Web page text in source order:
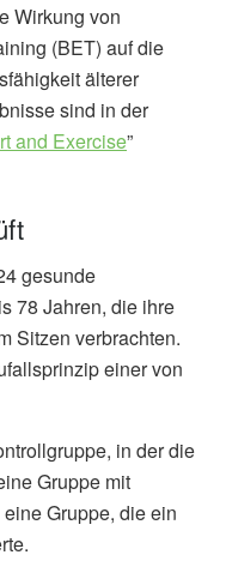
Wirkung von
(BET) auf die
älterer
sind in der
and Exercise”
gesunde
78 Jahren, die ihre
Sitzen verbrachten.
einer von
in der die
Gruppe mit
Gruppe, die ein